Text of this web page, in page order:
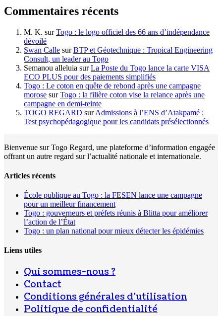
Commentaires récents
M. K. surTogo : le logo officiel des 66 ans d’indépendance
dévoilé
Swan Calle surBTP et Géotechnique : Tropical Engineering
Consult, un leader au Togo
Semanou alleluia surLa Poste du Togo lance la carte VISA
ECO PLUS pour des paiements simplifiés
Togo : Le coton en quête de rebond après une campagne
morose surTogo : la filière coton vise la relance après une
campagne en demi-teinte
TOGO REGARD surAdmissions à l’ENS d’Atakpamé :
Test psychopédagogique pour les candidats présélectionnés
Bienvenue sur Togo Regard, une plateforme d’information engagée
offrant un autre regard sur l’actualité nationale et internationale.
Articles récents
École publique au Togo : la FESEN lance une campagne
pour un meilleur financement
Togo : gouverneurs et préfets réunis à Blitta pour améliorer
l’action de l’État
Togo : un plan national pour mieux détecter les épidémies
Liens utiles
Qui sommes-nous ?
Contact
Conditions générales d’utilisation
Politique de confidentialité